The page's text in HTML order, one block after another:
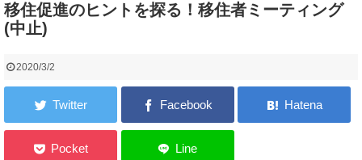
移住促進のヒントを探る！移住者ミーティング
(中止)
2020/3/2